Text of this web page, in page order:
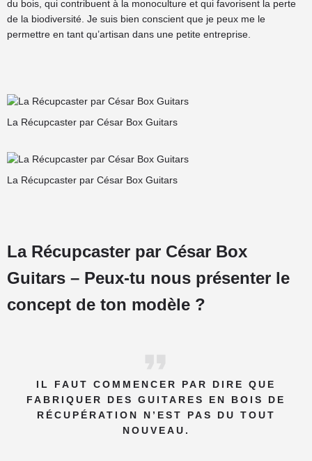
du bois, qui contribuent à la monoculture et qui favorisent la perte
de la biodiversité. Je suis bien conscient que je peux me le
permettre en tant qu’artisan dans une petite entreprise.
La Récupcaster par César Box Guitars
La Récupcaster par César Box Guitars
La Récupcaster par César Box
Guitars – Peux-tu nous présenter le
concept de ton modèle ?
IL FAUT COMMENCER PAR DIRE QUE
FABRIQUER DES GUITARES EN BOIS DE
RÉCUPÉRATION N’EST PAS DU TOUT
NOUVEAU.